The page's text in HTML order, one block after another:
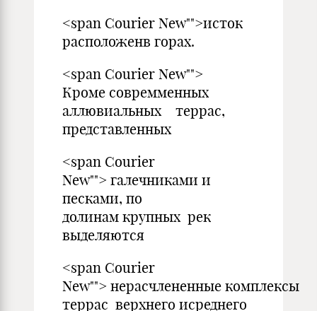
<span Courier New"">исток
расположенв горах.
<span Courier New"">
Кроме совремменных
аллювиальных террас,
представленных
<span Courier
New""> галечниками и
песками, по
долинам крупных рек
выделяются
<span Courier
New""> нерасчлененные комплексы
террас верхнего исреднего